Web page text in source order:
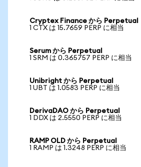
Cryptex Finance から Perpetual
1 CTX は 15.7659 PERP に相当
Serum から Perpetual
1 SRM は 0.365757 PERP に相当
Unibright から Perpetual
1 UBT は 1.0583 PERP に相当
DerivaDAO から Perpetual
1 DDX は 2.5550 PERP に相当
RAMP OLD から Perpetual
1 RAMP は 1.3248 PERP に相当